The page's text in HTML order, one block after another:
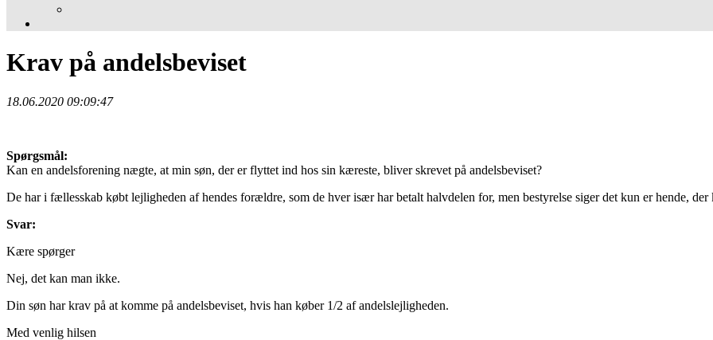
Krav på andelsbeviset
18.06.2020 09:09:47
Spørgsmål:
Kan en andelsforening nægte, at min søn, der er flyttet ind hos sin kæreste, bliver skrevet på andelsbeviset?
De har i fællesskab købt lejligheden af hendes forældre, som de hver især har betalt halvdelen for, men bestyrelse siger det kun er hende, der
Svar:
Kære spørger
Nej, det kan man ikke.
Din søn har krav på at komme på andelsbeviset, hvis han køber 1/2 af andelslejligheden.
Med venlig hilsen